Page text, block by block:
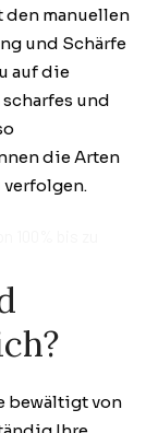
den manuellen
und Schärfe
auf die
und
die Arten
verfolgen.
bewältigt von